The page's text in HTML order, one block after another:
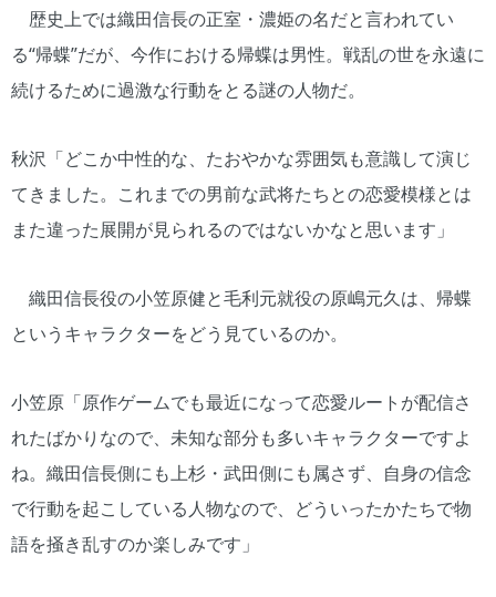
歴史上では織田信長の正室・濃姫の名だと言われてい
る“帰蝶”だが、今作における帰蝶は男性。戦乱の世を永遠に
続けるために過激な行動をとる謎の人物だ。
秋沢「どこか中性的な、たおやかな雰囲気も意識して演じ
てきました。これまでの男前な武将たちとの恋愛模様とは
また違った展開が見られるのではないかなと思います」
織田信長役の小笠原健と毛利元就役の原嶋元久は、帰蝶
というキャラクターをどう見ているのか。
小笠原「原作ゲームでも最近になって恋愛ルートが配信さ
れたばかりなので、未知な部分も多いキャラクターですよ
ね。織田信長側にも上杉・武田側にも属さず、自身の信念
で行動を起こしている人物なので、どういったかたちで物
語を掻き乱すのか楽しみです」